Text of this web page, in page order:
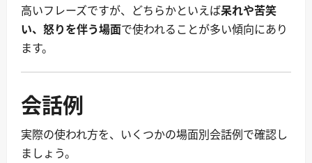
高いフレーズですが、どちらかといえば呆れや苦笑
い、怒りを伴う場面で使われることが多い傾向にあり
ます。
会話例
実際の使われ方を、いくつかの場面別会話例で確認し
ましょう。